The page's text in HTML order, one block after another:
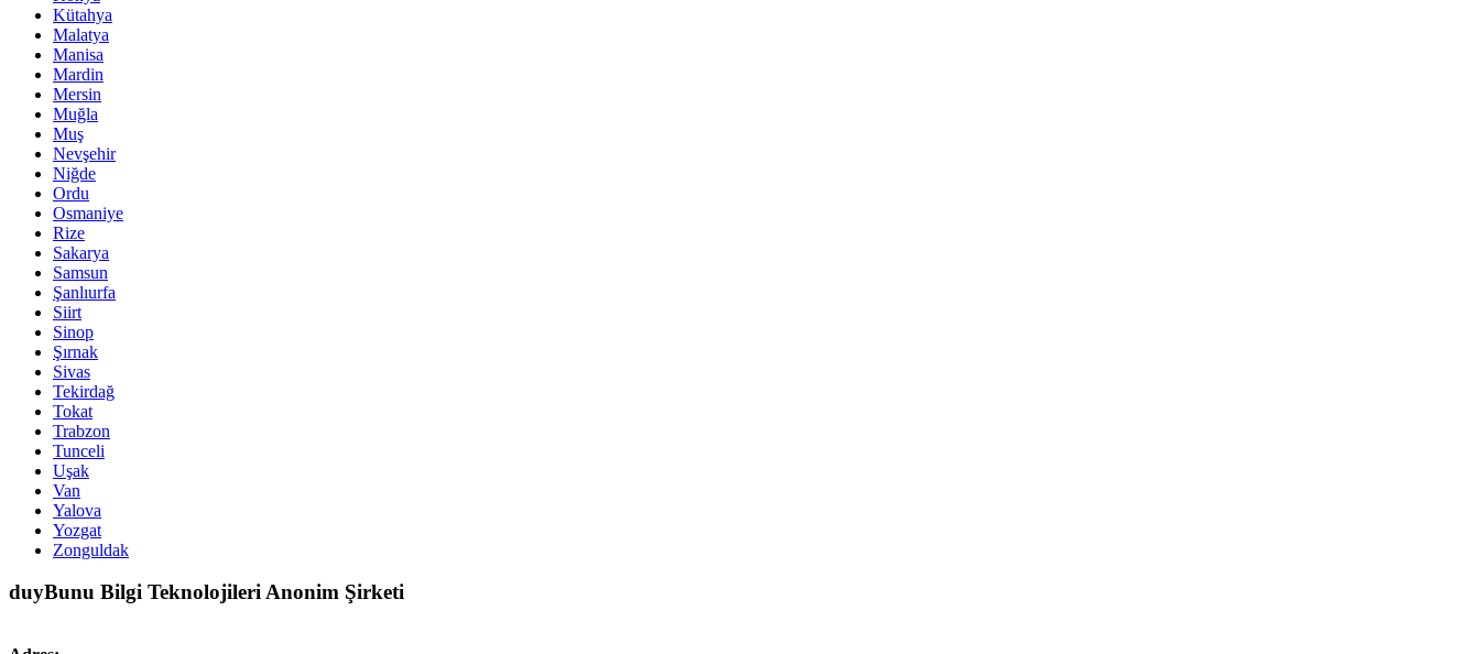
Kütahya
Malatya
Manisa
Mardin
Mersin
Muğla
Muş
Nevşehir
Niğde
Ordu
Osmaniye
Rize
Sakarya
Samsun
Şanlıurfa
Siirt
Sinop
Şırnak
Sivas
Tekirdağ
Tokat
Trabzon
Tunceli
Uşak
Van
Yalova
Yozgat
Zonguldak
duyBunu Bilgi Teknolojileri Anonim Şirketi